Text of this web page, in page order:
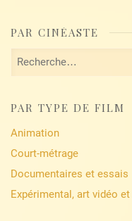
PAR CINÉASTE
Rechercher :
PAR TYPE DE FILM
Animation
Court-métrage
Documentaires et essais
Expérimental, art vidéo